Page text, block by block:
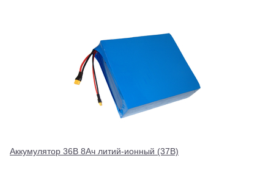
Аккумулятор 36В 8Ач литий-ионный (37В)